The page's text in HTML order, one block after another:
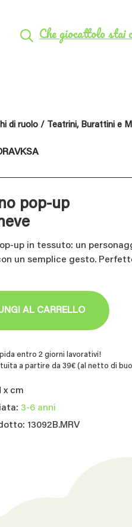
Che giocattolo stai
di ruolo / Teatrini, Burattini e
pop-up
up in tessuto: un
un semplice gesto.
AL CARRELLO
entro 2 giorni lavorativi!
a partire da 39€ (al netto di
x cm
3-6 anni
13092B.MRV